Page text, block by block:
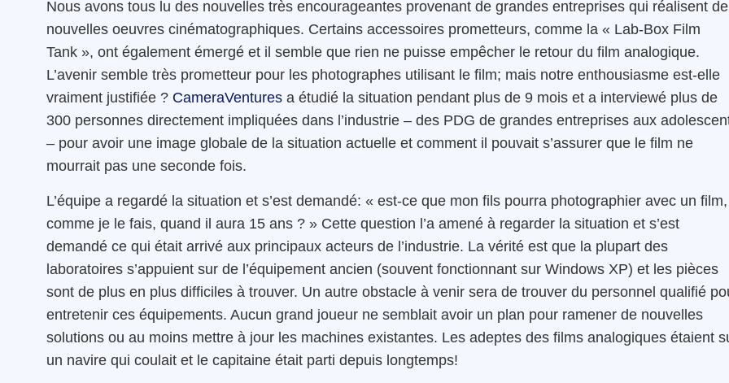
Nous avons tous lu des nouvelles très encourageantes provenant de grandes entreprises qui réalisent de
nouvelles oeuvres cinématographiques. Certains accessoires prometteurs, comme la « Lab-Box Film
Tank », ont également émergé et il semble que rien ne puisse empêcher le retour du film analogique.
L’avenir semble très prometteur pour les photographes utilisant le film; mais notre enthousiasme est-elle
vraiment justifiée ? CameraVentures a étudié la situation pendant plus de 9 mois et a interviewé plus de
300 personnes directement impliquées dans l’industrie – des PDG de grandes entreprises aux
– pour avoir une image globale de la situation actuelle et comment il pouvait s’assurer que le film ne
mourrait pas une seconde fois.
L’équipe a regardé la situation et s’est demandé: « est-ce que mon fils pourra photographier avec un film,
comme je le fais, quand il aura 15 ans ? » Cette question l’a amené à regarder la situation et s’est
demandé ce qui était arrivé aux principaux acteurs de l’industrie. La vérité est que la plupart des
laboratoires s’appuient sur de l’équipement ancien (souvent fonctionnant sur Windows XP) et les pièces
sont de plus en plus difficiles à trouver. Un autre obstacle à venir sera de trouver du personnel qualifié
entretenir ces équipements. Aucun grand joueur ne semblait avoir un plan pour ramener de nouvelles
solutions ou au moins mettre à jour les machines existantes. Les adeptes des films analogiques étaient
un navire qui coulait et le capitaine était parti depuis longtemps!